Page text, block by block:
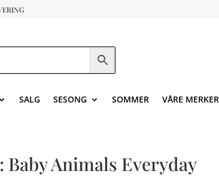
SALG SESONG SOMMER VÅRE MERKER
Baby Animals Everyday